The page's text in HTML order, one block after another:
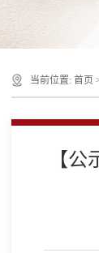
当前位置: 首页
【